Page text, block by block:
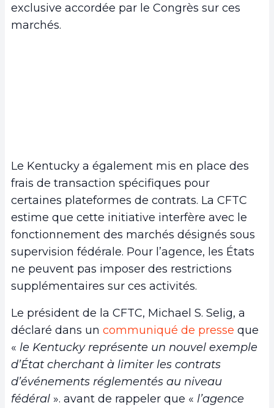
exclusive accordée par le Congrès sur ces
marchés.
Le Kentucky a également mis en place des
frais de transaction spécifiques pour
certaines plateformes de contrats. La CFTC
estime que cette initiative interfère avec le
fonctionnement des marchés désignés sous
supervision fédérale. Pour l’agence, les États
ne peuvent pas imposer des restrictions
supplémentaires sur ces activités.
Le président de la CFTC, Michael S. Selig, a
déclaré dans un communiqué de presse que
« le Kentucky représente un nouvel exemple
d’État cherchant à limiter les contrats
d’événements réglementés au niveau
fédéral ». avant de rappeler que « l’agence